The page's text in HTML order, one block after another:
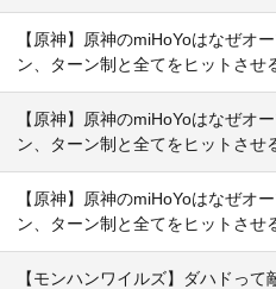
【原神】原神のmiHoYoはなぜオ
ン、ターン制と全てをヒットさせ
【原神】原神のmiHoYoはなぜオ
ン、ターン制と全てをヒットさせ
【原神】原神のmiHoYoはなぜオ
ン、ターン制と全てをヒットさせ
【モンハンワイルズ】ダハドっ